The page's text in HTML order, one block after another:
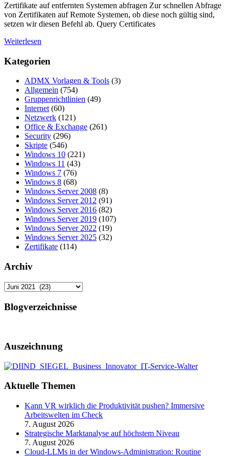
Zertifikate auf entfernten Systemen abfragen Zur schnellen Abfrage
von Zertifikaten auf Remote Systemen, ob diese noch gültig sind,
setzen wir diesen Befehl ab. Query Certificates
Weiterlesen
Kategorien
ADMX Vorlagen & Tools (3)
Allgemein (754)
Gruppenrichtlinien (49)
Internet(60)
Netzwerk (121)
Office & Exchange (261)
Security (296)
Skripte (546)
Windows 10 (221)
Windows 11 (43)
Windows 7 (76)
Windows 8 (68)
Windows Server 2008 (8)
Windows Server 2012 (91)
Windows Server 2016 (82)
Windows Server 2019 (107)
Windows Server 2022 (19)
Windows Server 2025 (32)
Zertifikate (114)
Archiv
Archiv
Blogverzeichnisse
Auszeichnung
Aktuelle Themen
Kann VR wirklich die Produktivität pushen? Immersive
Arbeitswelten im Check
7. August 2026
Strategische Marktanalyse auf höchstem Niveau
7. August 2026
Cloud-LLMs in der Windows-Administration: Routine